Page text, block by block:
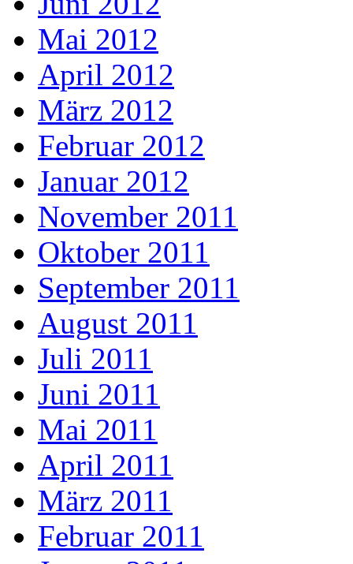
Mai 2012
April 2012
März 2012
Februar 2012
Januar 2012
November 2011
Oktober 2011
September 2011
August 2011
Juli 2011
Juni 2011
Mai 2011
April 2011
März 2011
Februar 2011